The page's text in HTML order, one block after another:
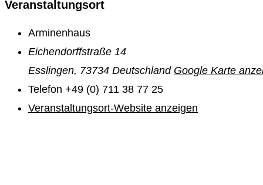
Veranstaltungsort
Arminenhaus
Eichendorffstraße 14
Esslingen, 73734 Deutschland Google Karte
Telefon +49 (0) 711 38 77 25
Veranstaltungsort-Website anzeigen